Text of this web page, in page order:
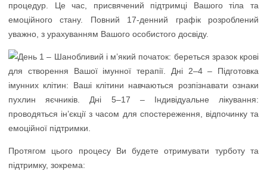
процедур. Це час, присвячений підтримці Вашого тіла та
емоційного стану. Повний 17-денний графік розроблений
уважно, з урахуванням Вашого особистого досвіду.
Протягом цього процесу Ви будете отримувати турботу та
підтримку, зокрема: